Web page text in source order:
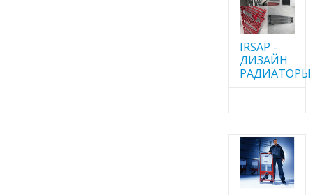
IRSAP -
ДИЗАЙН
РАДИАТОРЫ